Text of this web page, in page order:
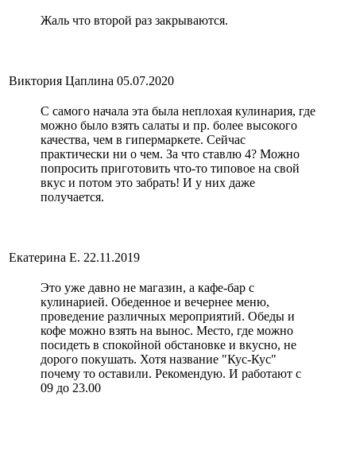
Жаль что второй раз закрываются.
Виктория Цаплина 05.07.2020
С самого начала эта была неплохая кулинария, где
можно было взять салаты и пр. более высокого
качества, чем в гипермаркете. Сейчас
практически ни о чем. За что ставлю 4? Можно
попросить приготовить что-то типовое на свой
вкус и потом это забрать! И у них даже
получается.
Екатерина Е. 22.11.2019
Это уже давно не магазин, а кафе-бар с
кулинарией. Обеденное и вечернее меню,
проведение различных мероприятий. Обеды и
кофе можно взять на вынос. Место, где можно
посидеть в спокойной обстановке и вкусно, не
дорого покушать. Хотя название "Кус-Кус"
почему то оставили. Рекомендую. И работают с
09 до 23.00